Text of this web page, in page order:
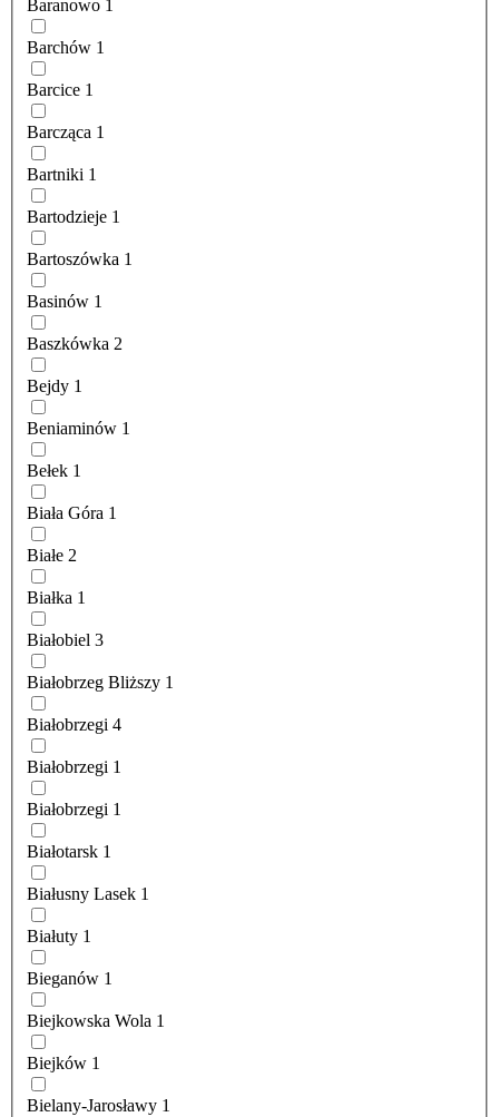
Baranowo 1
Barchów 1
Barcice 1
Barcząca 1
Bartniki 1
Bartodzieje 1
Bartoszówka 1
Basinów 1
Baszkówka 2
Bejdy 1
Beniaminów 1
Bełek 1
Biała Góra 1
Białe 2
Białka 1
Białobiel 3
Białobrzeg Bliższy 1
Białobrzegi 4
Białobrzegi 1
Białobrzegi 1
Białotarsk 1
Białusny Lasek 1
Białuty 1
Bieganów 1
Biejkowska Wola 1
Biejków 1
Bielany-Jarosławy 1